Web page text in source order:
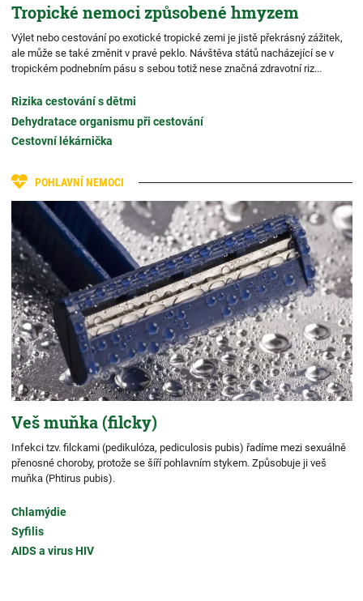
Tropické nemoci způsobené hmyzem
Výlet nebo cestování po exotické tropické zemi je jistě překrásný zážitek,
ale může se také změnit v pravé peklo. Návštěva států nacházející se v
tropickém podnebním pásu s sebou totiž nese značná zdravotní riz...
Rizika cestování s dětmi
Dehydratace organismu při cestování
Cestovní lékárnička
POHLAVNÍ NEMOCI
Veš muňka (filcky)
Infekci tzv. filckami (pedikulóza, pediculosis pubis) řadíme mezi sexuálně
přenosné choroby, protože se šíří pohlavním stykem. Způsobuje ji veš
muňka (Phtirus pubis).
Chlamýdie
Syfilis
AIDS a virus HIV